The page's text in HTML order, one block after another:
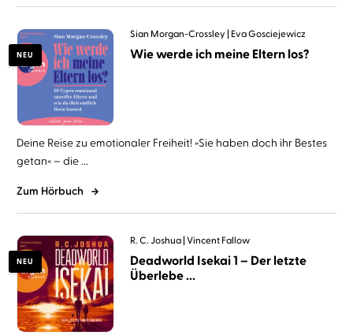
NEU
Sian Morgan-Crossley Eva Gosciejewicz
Wie werde ich meine Eltern los?
Deine Reise zu emotionaler Freiheit! »Sie haben doch ihr Bestes
getan« – die ...
Zum Hörbuch
NEU
R. C. Joshua Vincent Fallow
Deadworld Isekai 1 – Der letzte
Überlebe ...